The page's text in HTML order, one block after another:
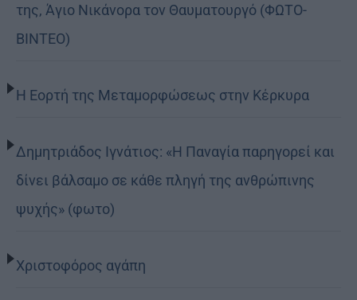
της, Άγιο Νικάνορα τον Θαυματουργό (ΦΩΤΟ-
ΒΙΝΤΕΟ)
Η Εορτή της Μεταμορφώσεως στην Κέρκυρα
Δημητριάδος Ιγνάτιος: «Η Παναγία παρηγορεί και
δίνει βάλσαμο σε κάθε πληγή της ανθρώπινης
ψυχής» (φωτο)
Χριστοφόρος αγάπη